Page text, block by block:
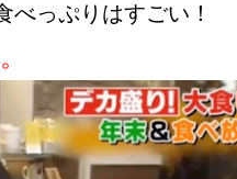
っぷりはすごい！